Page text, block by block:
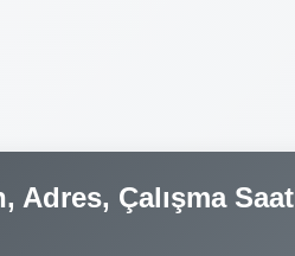
Adres, Çalışma